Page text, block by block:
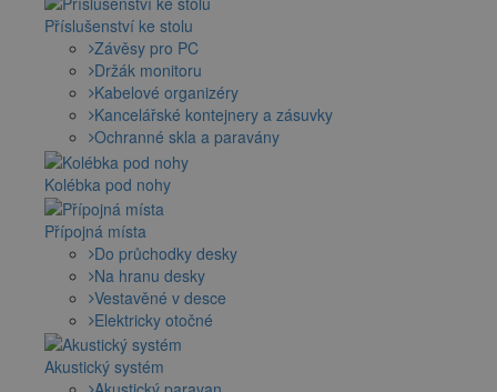
Příslušenství ke stolu
Závěsy pro PC
Držák monitoru
Kabelové organizéry
Kancelářské kontejnery a zásuvky
Ochranné skla a paravány
Kolébka pod nohy
Přípojná místa
Do průchodky desky
Na hranu desky
Vestavěné v desce
Elektricky otočné
Akustický systém